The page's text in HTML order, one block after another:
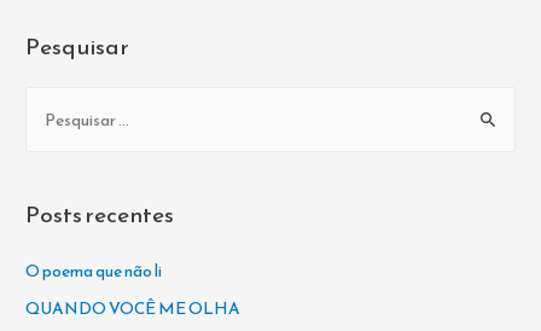
Pesquisar
i
s
Posts recentes
O poema que não li
QUANDO VOCÊ ME OLHA